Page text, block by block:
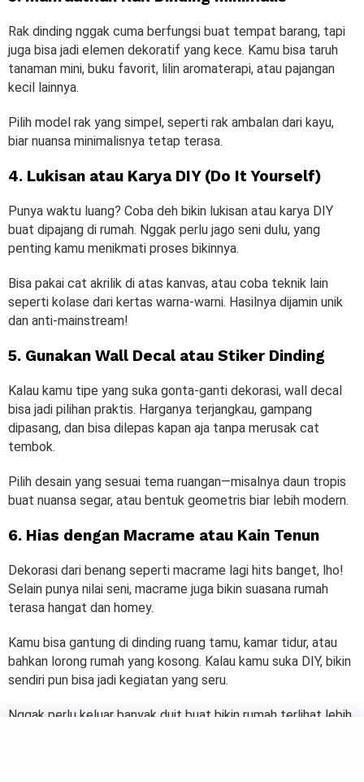
Rak dinding nggak cuma berfungsi buat tempat barang, tapi
juga bisa jadi elemen dekoratif yang kece. Kamu bisa taruh
tanaman mini, buku favorit, lilin aromaterapi, atau pajangan
kecil lainnya.
Pilih model rak yang simpel, seperti rak ambalan dari kayu,
biar nuansa minimalisnya tetap terasa.
4. Lukisan atau Karya DIY (Do It Yourself)
Punya waktu luang? Coba deh bikin lukisan atau karya DIY
buat dipajang di rumah. Nggak perlu jago seni dulu, yang
penting kamu menikmati proses bikinnya.
Bisa pakai cat akrilik di atas kanvas, atau coba teknik lain
seperti kolase dari kertas warna-warni. Hasilnya dijamin unik
dan anti-mainstream!
5. Gunakan Wall Decal atau Stiker Dinding
Kalau kamu tipe yang suka gonta-ganti dekorasi, wall decal
bisa jadi pilihan praktis. Harganya terjangkau, gampang
dipasang, dan bisa dilepas kapan aja tanpa merusak cat
tembok.
Pilih desain yang sesuai tema ruangan—misalnya daun tropis
buat nuansa segar, atau bentuk geometris biar lebih modern.
6. Hias dengan Macrame atau Kain Tenun
Dekorasi dari benang seperti macrame lagi hits banget, lho!
Selain punya nilai seni, macrame juga bikin suasana rumah
terasa hangat dan homey.
Kamu bisa gantung di dinding ruang tamu, kamar tidur, atau
bahkan lorong rumah yang kosong. Kalau kamu suka DIY, bikin
sendiri pun bisa jadi kegiatan yang seru.
Nggak perlu keluar banyak duit buat bikin rumah terlihat lebih